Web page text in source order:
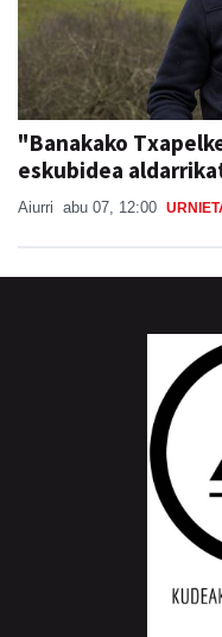
"Banakako
eskubidea
Aiurri abu 07, 12:00